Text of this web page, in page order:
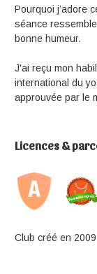
Pourquoi j’adore
séance
bonne humeur.
J'ai reçu mon
international du
approuvée par le
Licences &
Club créé en 2009